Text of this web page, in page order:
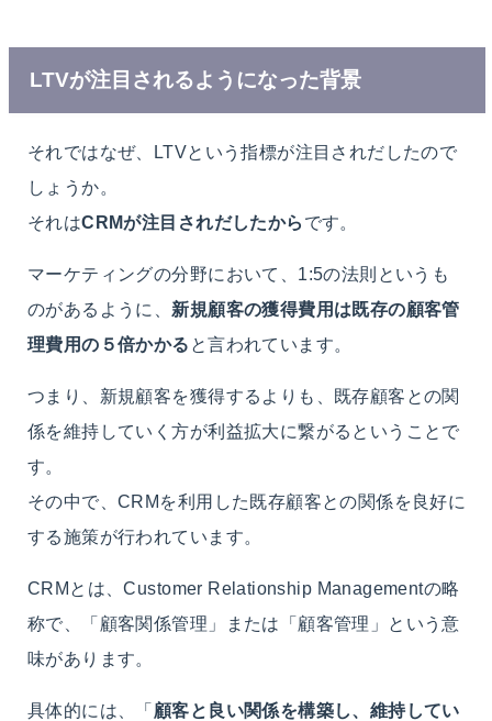
LTVが注目されるようになった背景
それではなぜ、LTVという指標が注目されだしたので
しょうか。
それはCRMが注目されだしたから です。
マーケティングの分野において、1:5の法則というも
のがあるように、 新規顧客の獲得費用は既存の顧客管
理費用の５倍かかる と言われています。
つまり、新規顧客を獲得するよりも、既存顧客との関
係を維持していく方が利益拡大に繋がるということで
す。
その中で、CRMを利用した既存顧客との関係を良好に
する施策が行われています。
CRMとは、Customer Relationship Managementの略
称で、「顧客関係管理」または「顧客管理」という意
味があります。
具体的には、「顧客と良い関係を構築し、維持してい